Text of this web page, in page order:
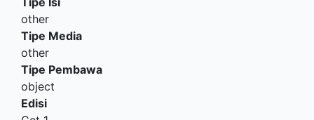
other
Tipe Media
other
Tipe Pembawa
object
Edisi